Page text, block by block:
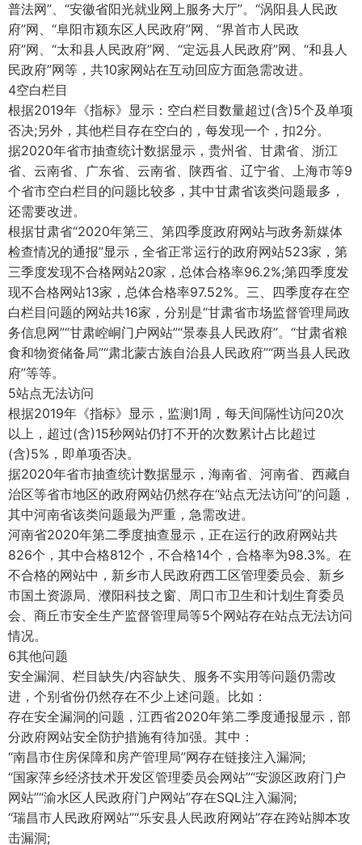
普法网”、“安徽省阳光就业网上服务大厅”。“涡阳县人民政
府”网、“阜阳市颍东区人民政府”网、“界首市人民政
府”网、“太和县人民政府”网、“定远县人民政府”网、“和县人
民政府”网等，共10家网站在互动回应方面急需改进。
4空白栏目
根据2019年《指标》显示：空白栏目数量超过(含)5个及单项
否决;另外，其他栏目存在空白的，每发现一个，扣2分。
据2020年省市抽查统计数据显示，贵州省、甘肃省、浙江
省、云南省、广东省、云南省、陕西省、辽宁省、上海市等9
个省市空白栏目的问题比较多，其中甘肃省该类问题最多，
还需要改进。
根据甘肃省“2020年第三、第四季度政府网站与政务新媒体
检查情况的通报”显示，全省正常运行的政府网站523家，第
三季度发现不合格网站20家，总体合格率96.2%;第四季度发
现不合格网站13家，总体合格率97.52%。三、四季度存在空
白栏目问题的网站共16家，分别是“甘肃省市场监督管理局政
务信息网”“甘肃崆峒门户网站”“景泰县人民政府”。“甘肃省粮
食和物资储备局”“肃北蒙古族自治县人民政府”“两当县人民政
府”等等。
5站点无法访问
根据2019年《指标》显示，监测1周，每天间隔性访问20次
以上，超过(含)15秒网站仍打不开的次数累计占比超过
(含)5%，即单项否决。
据2020年省市抽查统计数据显示，海南省、河南省、西藏自
治区等省市地区的政府网站仍然存在“站点无法访问”的问题，
其中河南省该类问题最为严重，急需改进。
河南省2020年第二季度抽查显示，正在运行的政府网站共
826个，其中合格812个，不合格14个，合格率为98.3%。在
不合格的网站中，新乡市人民政府西工区管理委员会、新乡
市国土资源局、濮阳科技之窗、周口市卫生和计划生育委员
会、商丘市安全生产监督管理局等5个网站存在站点无法访问
情况。
6其他问题
安全漏洞、栏目缺失/内容缺失、服务不实用等问题仍需改
进，个别省份仍然存在不少上述问题。比如：
存在安全漏洞的问题，江西省2020年第二季度通报显示，部
分政府网站安全防护措施有待加强。其中：
“南昌市住房保障和房产管理局”网存在链接注入漏洞;
“国家萍乡经济技术开发区管理委员会网站”“安源区政府门户
网站”“渝水区人民政府门户网站”存在SQL注入漏洞;
“瑞昌市人民政府网站”“乐安县人民政府网站”存在跨站脚本攻
击漏洞;